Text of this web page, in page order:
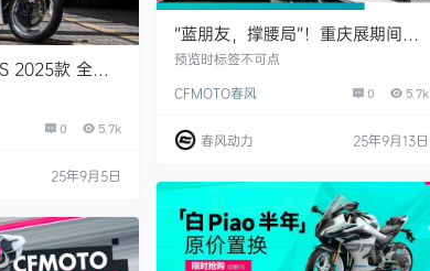
“蓝朋友，撑腰局”！重庆展期间
CFMOTO超级宠粉攻略！
预览时标签不可点
CFMOTO春风
0 5.7k
春风动力 25年9月13日
2025款 全新
！
0 5.7k
25年9月5日